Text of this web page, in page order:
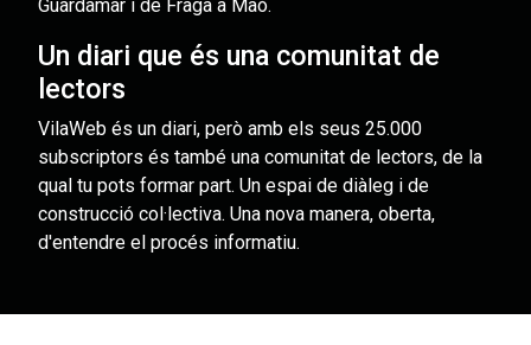
Guardamar i de Fraga a Maó.
Un diari que és una comunitat de
lectors
VilaWeb és un diari, però amb els seus 25.000
subscriptors és també una comunitat de lectors, de la
qual tu pots formar part. Un espai de diàleg i de
construcció col·lectiva. Una nova manera, oberta,
d'entendre el procés informatiu.